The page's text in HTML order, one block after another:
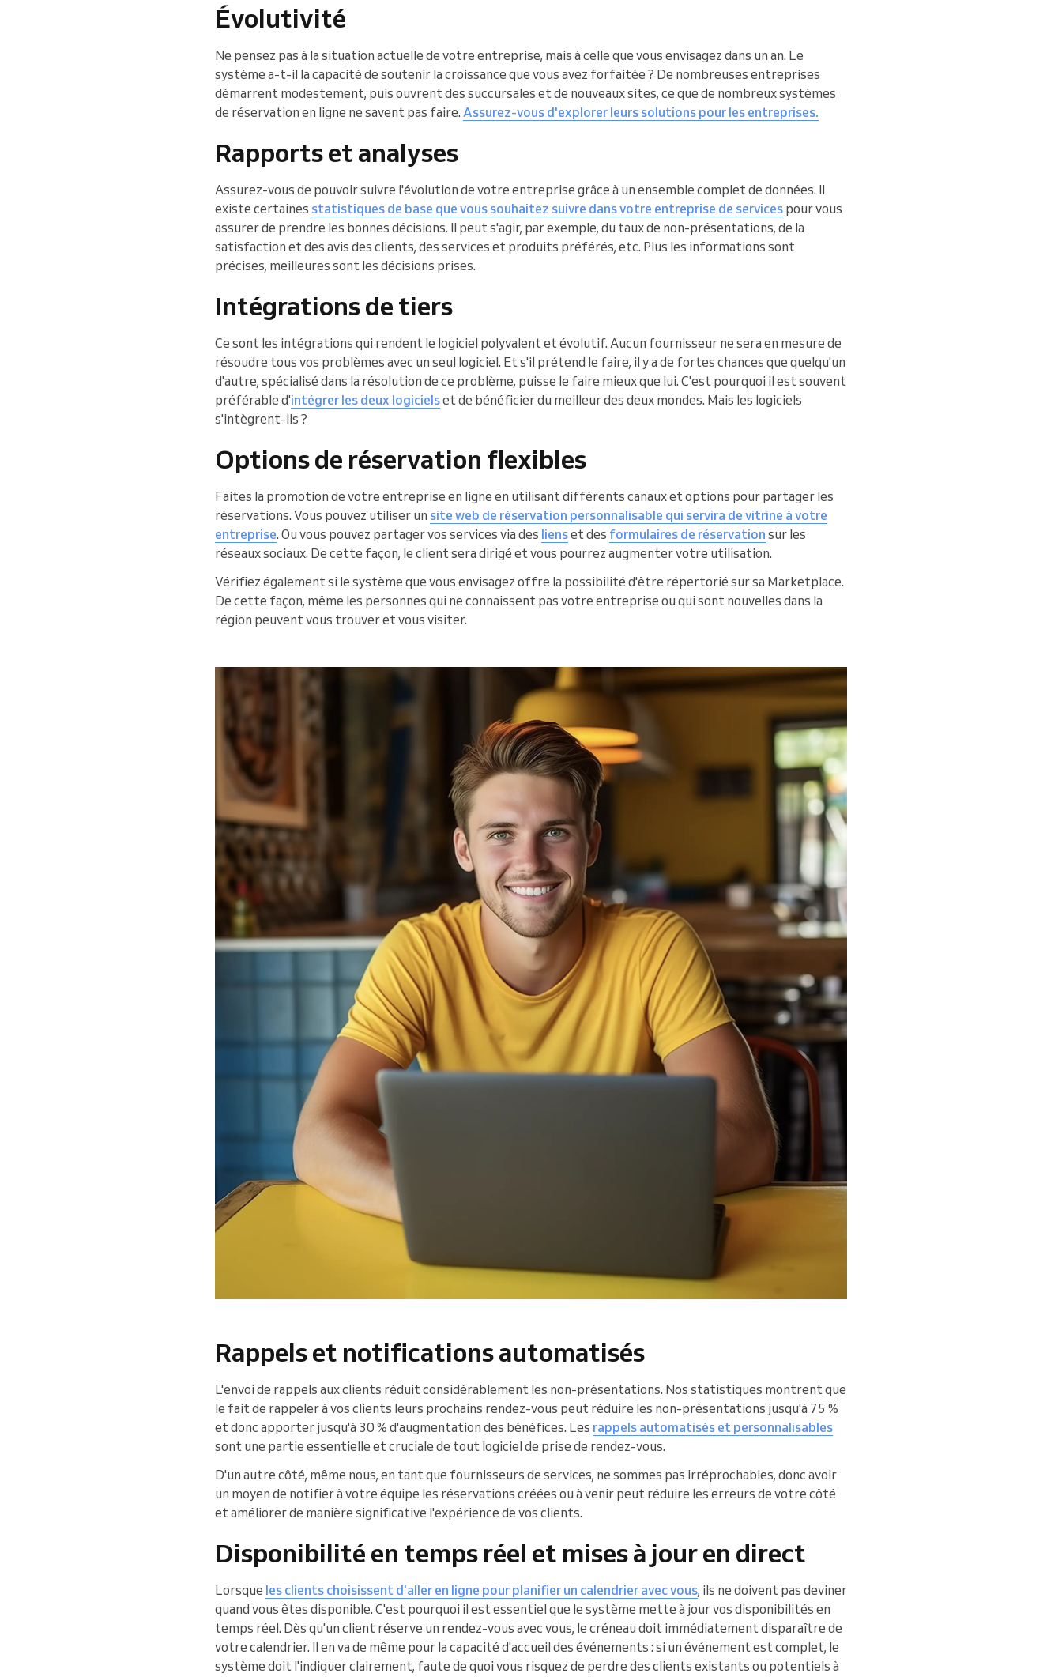
Évolutivité
Ne pensez pas à la situation actuelle de votre entreprise, mais à celle que vous envisagez dans un an. Le
système a-t-il la capacité de soutenir la croissance que vous avez forfaitée ? De nombreuses entreprises
démarrent modestement, puis ouvrent des succursales et de nouveaux sites, ce que de nombreux systèmes
de réservation en ligne ne savent pas faire. Assurez-vous d'explorer leurs solutions pour les entreprises.
Rapports et analyses
Assurez-vous de pouvoir suivre l'évolution de votre entreprise grâce à un ensemble complet de données. Il
existe certaines statistiques de base que vous souhaitez suivre dans votre entreprise de services pour vous
assurer de prendre les bonnes décisions. Il peut s'agir, par exemple, du taux de non-présentations, de la
satisfaction et des avis des clients, des services et produits préférés, etc. Plus les informations sont
précises, meilleures sont les décisions prises.
Intégrations de tiers
Ce sont les intégrations qui rendent le logiciel polyvalent et évolutif. Aucun fournisseur ne sera en mesure de
résoudre tous vos problèmes avec un seul logiciel. Et s'il prétend le faire, il y a de fortes chances que quelqu'un
d'autre, spécialisé dans la résolution de ce problème, puisse le faire mieux que lui. C'est pourquoi il est souvent
préférable d'intégrer les deux logicielset de bénéficier du meilleur des deux mondes. Mais les logiciels
s'intègrent-ils ?
Options de réservation flexibles
Faites la promotion de votre entreprise en ligne en utilisant différents canaux et options pour partager les
réservations. Vous pouvez utiliser un site web de réservation personnalisable qui servira de vitrine à votre
entreprise. Ou vous pouvez partager vos services via des lienset des formulaires de réservation sur les
réseaux sociaux. De cette façon, le client sera dirigé et vous pourrez augmenter votre utilisation.
Vérifiez également si le système que vous envisagez offre la possibilité d'être répertorié sur sa Marketplace.
De cette façon, même les personnes qui ne connaissent pas votre entreprise ou qui sont nouvelles dans la
région peuvent vous trouver et vous visiter.
Rappels et notifications automatisés
L'envoi de rappels aux clients réduit considérablement les non-présentations. Nos statistiques montrent que
le fait de rappeler à vos clients leurs prochains rendez-vous peut réduire les non-présentations jusqu'à 75 %
et donc apporter jusqu'à 30 % d'augmentation des bénéfices. Les rappels automatisés et personnalisables
sont une partie essentielle et cruciale de tout logiciel de prise de rendez-vous.
D'un autre côté, même nous, en tant que fournisseurs de services, ne sommes pas irréprochables, donc avoir
un moyen de notifier à votre équipe les réservations créées ou à venir peut réduire les erreurs de votre côté
et améliorer de manière significative l'expérience de vos clients.
Disponibilité en temps réel et mises à jour en direct
Lorsque les clients choisissent d'aller en ligne pour planifier un calendrier avec vous, ils ne doivent pas deviner
quand vous êtes disponible. C'est pourquoi il est essentiel que le système mette à jour vos disponibilités en
temps réel. Dès qu'un client réserve un rendez-vous avec vous, le créneau doit immédiatement disparaître de
votre calendrier. Il en va de même pour la capacité d'accueil des événements : si un événement est complet, le
système doit l'indiquer clairement, faute de quoi vous risquez de perdre des clients existants ou potentiels à